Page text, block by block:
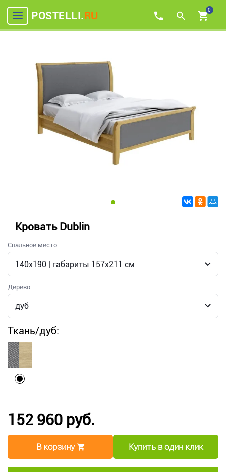
POSTELLI.RU 0
Кровать Dublin
Спальное место
Дерево
Ткань/дуб:
152 960 руб.
В корзину Купить в один клик